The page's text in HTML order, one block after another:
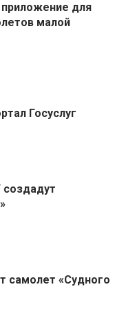
приложение для
малой
Госуслуг
самолет «Судного